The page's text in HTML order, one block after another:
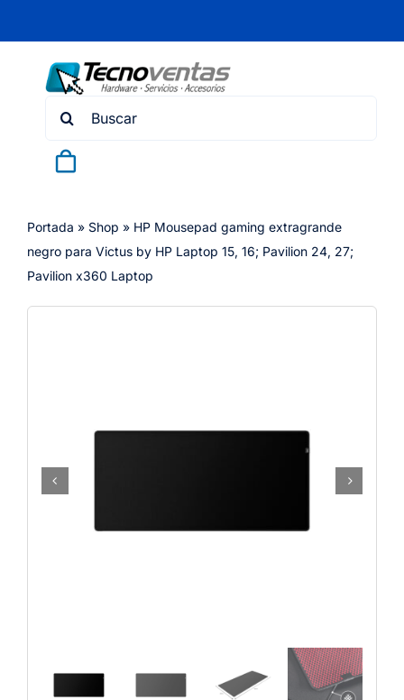
content
Search
Portada » Shop » HP Mousepad gaming extragrande
negro para Victus by HP Laptop 15, 16; Pavilion 24, 27;
Pavilion x360 Laptop